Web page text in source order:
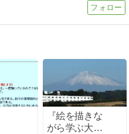
『絵を描きな
がら学ぶ大学